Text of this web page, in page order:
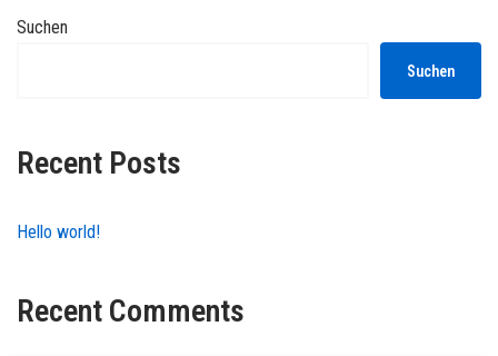
Suchen
Suchen
Recent Posts
Hello world!
Recent Comments